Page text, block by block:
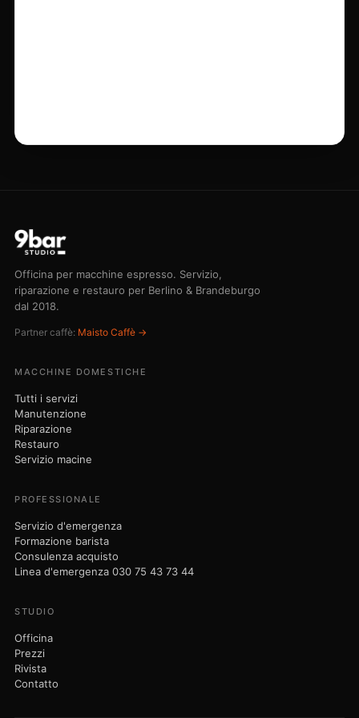
Servizio macine
Consulenza acquisto
Linea d'emergenza 030 75 43 73 44
STUDIO
Prezzi
© 2026 Nicola Maisto - 9bar-Studio · Am Dorfanger 6 · 16515 Oranienburg
· P.IVA DE320304730
Note legali
Privacy